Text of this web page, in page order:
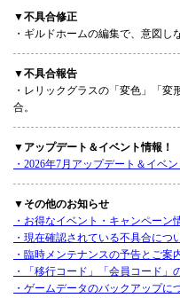
▼不具合修正
・ギルドホームの編集で、意図し
▼不具合報告
・レリックグラスの「変色」「
合。
▼アップデート＆イベント情報！
・2026年7月アップデート＆イベン
▼その他のお知らせ
・お得なイベント・キャンペーン
・現在確認されている不具合につ
・臨時メンテナンスの予告とご案
・「移行コード」「会員コード」
・ゲームデータのバックアップに